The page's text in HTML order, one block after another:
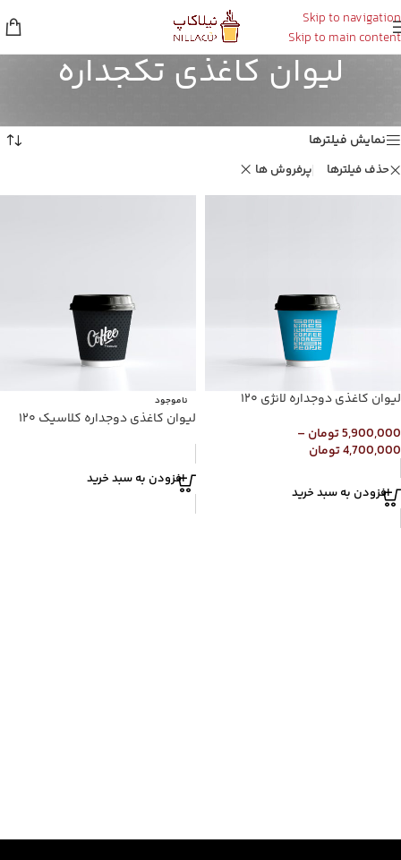
Skip to navigation
Skip to main content
لیوان کاغذی تکجداره
نمایش فیلترها
حذف فیلترها پرفروش ها
لیوان کاغذی دوجداره لانژی ۱۲۰
5,900,000تومان –
4,700,000تومان
افزودن به سبد خرید
ناموجود
لیوان کاغذی دوجداره کلاسیک ۱۲۰
افزودن به سبد خرید